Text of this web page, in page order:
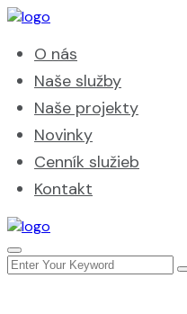
O nás
Naše služby
Naše projekty
Novinky
Cenník služieb
Kontakt